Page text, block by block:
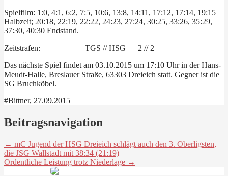
Spielfilm: 1:0, 4:1, 6:2, 7:5, 10:6, 13:8, 14:11, 17:12, 17:14, 19:15
Halbzeit; 20:18, 22:19, 22:22, 24:23, 27:24, 30:25, 33:26, 35:29,
37:30, 40:30 Endstand.
Zeitstrafen: TGS // HSG 2 // 2
Das nächste Spiel findet am 03.10.2015 um 17:10 Uhr in der Hans-
Meudt-Halle, Breslauer Straße, 63303 Dreieich statt. Gegner ist die
SG Bruchköbel.
#Bittner, 27.09.2015
Beitragsnavigation
← mC Jugend der HSG Dreieich schlägt auch den 3. Oberligsten,
die JSG Wallstadt mit 38:34 (21:19)
Ordentliche Leistung trotz Niederlage →